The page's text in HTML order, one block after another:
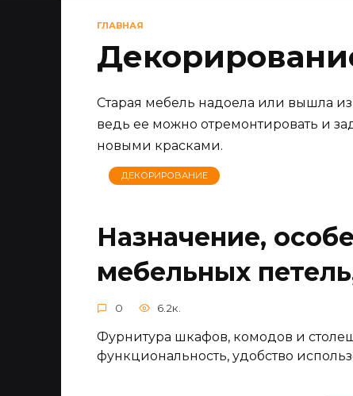
ГЛАВНАЯ
Старая мебель надоела или вышла
ведь ее можно отремонтировать и
новыми красками.
ДЕКОРИРОВАНИЕ
Назначение,
мебельных
0 6.2к.
Фурнитура шкафов, комодов и
функциональность, удобство